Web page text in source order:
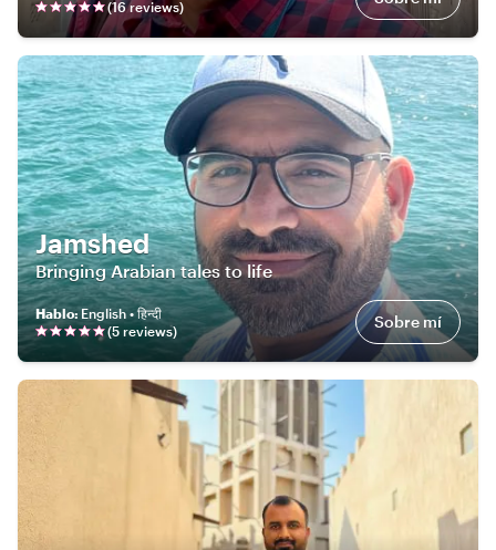
(16reviews)
Jamshed
Bringing Arabian tales to life
Hablo:English • हिन्दी
(5 reviews) Sobre mí